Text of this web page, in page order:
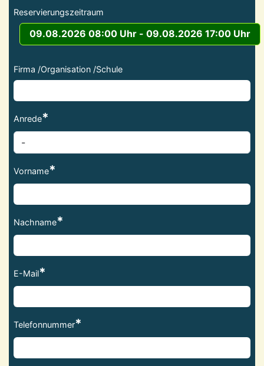
Reservierungszeitraum
09.08.2026 08:00 Uhr - 09.08.2026 17:00 Uhr
Firma /Organisation /Schule
Anrede*
Vorname*
Nachname*
E-Mail*
Telefonnummer*